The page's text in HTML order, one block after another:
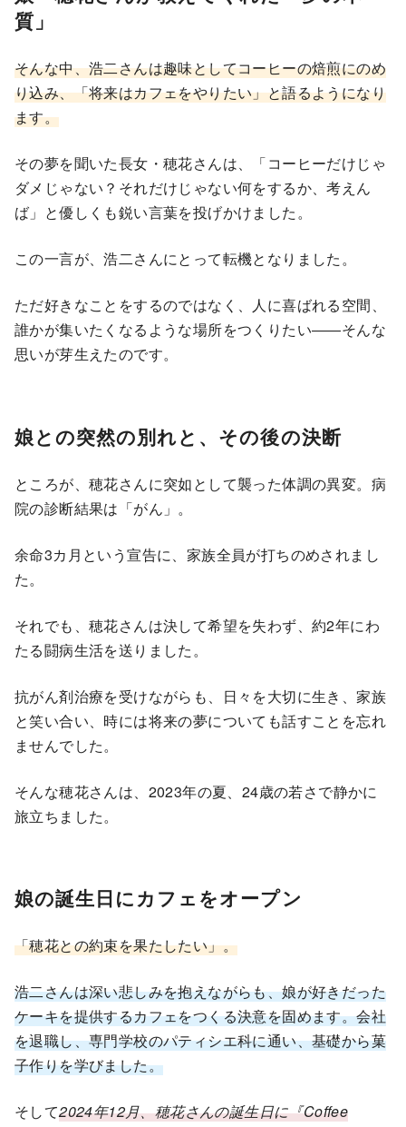
質」
そんな中、浩二さんは趣味としてコーヒーの焙煎にのめ
り込み、「将来はカフェをやりたい」と語るようになり
ます。
その夢を聞いた長女・穂花さんは、「コーヒーだけじゃ
ダメじゃない？それだけじゃない何をするか、考えん
ば」と優しくも鋭い言葉を投げかけました。
この一言が、浩二さんにとって転機となりました。
ただ好きなことをするのではなく、人に喜ばれる空間、
誰かが集いたくなるような場所をつくりたい――そんな
思いが芽生えたのです。
娘との突然の別れと、その後の決断
ところが、穂花さんに突如として襲った体調の異変。病
院の診断結果は「がん」。
余命3カ月という宣告に、家族全員が打ちのめされまし
た。
それでも、穂花さんは決して希望を失わず、約2年にわ
たる闘病生活を送りました。
抗がん剤治療を受けながらも、日々を大切に生き、家族
と笑い合い、時には将来の夢についても話すことを忘れ
ませんでした。
そんな穂花さんは、2023年の夏、24歳の若さで静かに
旅立ちました。
娘の誕生日にカフェをオープン
「穂花との約束を果たしたい」。
浩二さんは深い悲しみを抱えながらも、娘が好きだった
ケーキを提供するカフェをつくる決意を固めます。会社
を退職し、専門学校のパティシエ科に通い、基礎から菓
子作りを学びました。
そして2024年12月、穂花さんの誕生日に『Coffee